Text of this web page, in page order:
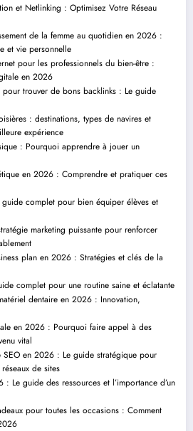
et Netlinking : Optimisez Votre Réseau
de la femme au quotidien en 2026 :
et vie personnelle
pour les professionnels du bien-être :
en 2026
pour trouver de bons backlinks : Le guide
: destinations, types de navires et
expérience
: Pourquoi apprendre à jouer un
en 2026 : Comprendre et pratiquer ces
complet pour bien équiper élèves et
marketing puissante pour renforcer
plan en 2026 : Stratégies et clés de la
complet pour une routine saine et éclatante
dentaire en 2026 : Innovation,
en 2026 : Pourquoi faire appel à des
vital
SEO en 2026 : Le guide stratégique pour
de sites
: Le guide des ressources et l’importance d’un
pour toutes les occasions : Comment